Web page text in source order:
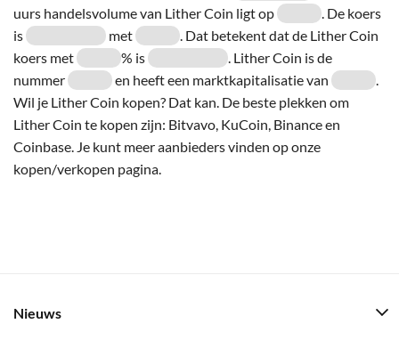
uurs handelsvolume van Lither Coin ligt op
. De koers
is
met
. Dat betekent dat de Lither Coin
koers met
% is
. Lither Coin is de
nummer
en heeft een marktkapitalisatie van
.
Wil je Lither Coin kopen? Dat kan. De beste plekken om
Lither Coin te kopen zijn: Bitvavo, KuCoin, Binance en
Coinbase. Je kunt meer aanbieders vinden op onze
kopen/verkopen pagina.
Nieuws